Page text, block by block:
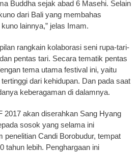
Buddha sejak abad 6 Masehi. Selain
dari Bali yang membahas
lainnya,” jelas Imam.
rangkain kolaborasi seni rupa-tari-
pentas tari. Secara tematik pentas
tema utama festival ini, yaitu
dari kehidupan. Dan pada saat
keberagaman di dalamnya.
2017 akan diserahkan Sang Hyang
sosok yang selama ini
penelitian Candi Borobudur, tempat
tahun lebih. Penghargaan ini